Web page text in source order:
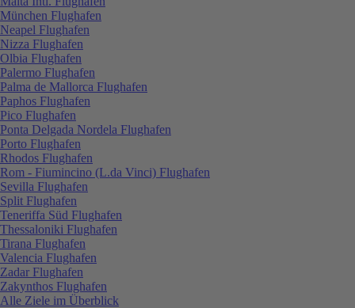
München Flughafen
Neapel Flughafen
Nizza Flughafen
Olbia Flughafen
Palermo Flughafen
Palma de Mallorca Flughafen
Paphos Flughafen
Pico Flughafen
Ponta Delgada Nordela Flughafen
Porto Flughafen
Rhodos Flughafen
Rom - Fiumincino (L.da Vinci) Flughafen
Sevilla Flughafen
Split Flughafen
Teneriffa Süd Flughafen
Thessaloniki Flughafen
Tirana Flughafen
Valencia Flughafen
Zadar Flughafen
Zakynthos Flughafen
Alle Ziele im Überblick